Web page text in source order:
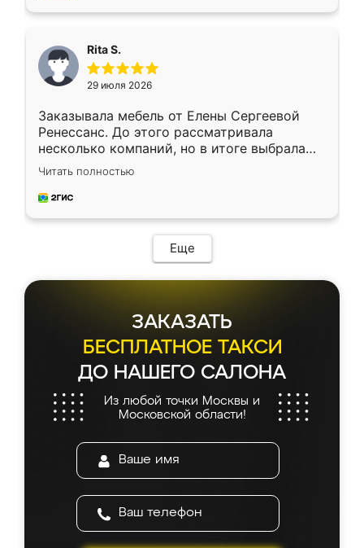
Rita S.
29 июля 2026
Заказывала мебель от Елены Сергеевой
Ренессанс. До этого рассматривала
несколько компаний, но в итоге выбрала
эту. Сначала обговорили условия, потом
приехал замерщик, всё спокойно объяснил
и снял размеры. Изготовили в срок, с
мебель сразу встала на свое место без
каких-либо доработок. Качеством осталась
довольна, все выглядит так, как и ожидала.
Читать полностью
Еще
ЗАКАЗАТЬ
БЕСПЛАТНОЕ ТАКСИ
ДО НАШЕГО САЛОНА
Из любой точки Москвы и
Московской области!